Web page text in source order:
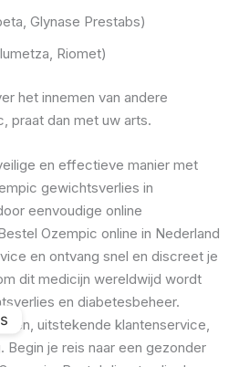
Glynase Prestabs)
Riomet)
het innemen van andere
praat dan met uw arts.
en effectieve manier met
gewichtsverlies in
eenvoudige online
Ozempic online in Nederland
en ontvang snel en discreet je
dit medicijn wereldwijd wordt
en diabetesbeheer.
uitstekende klantenservice,
Begin je reis naar een gezonder